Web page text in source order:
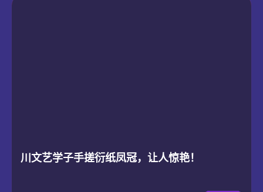
川文艺学子手搓衍纸凤冠，让人惊艳！